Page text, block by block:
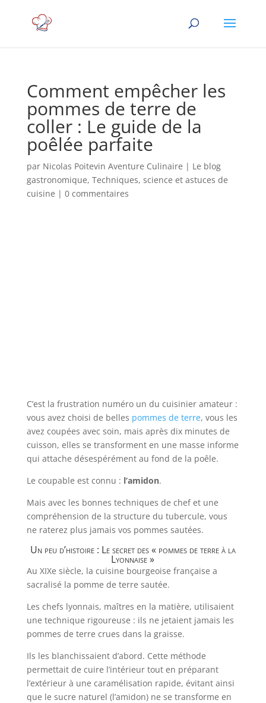
Comment empêcher les
pommes de terre de
coller : Le guide de la
poêlée parfaite
par Nicolas Poitevin Aventure Culinaire | Le blog
gastronomique, Techniques, science et astuces de
cuisine | 0 commentaires
C’est la frustration numéro un du cuisinier amateur :
vous avez choisi de belles pommes de terre, vous les
avez coupées avec soin, mais après dix minutes de
cuisson, elles se transforment en une masse informe
qui attache désespérément au fond de la poêle.
Le coupable est connu : l’amidon.
Mais avec les bonnes techniques de chef et une
compréhension de la structure du tubercule, vous
ne raterez plus jamais vos pommes sautées.
Un peu d’histoire : Le secret des « pommes de terre à la
Lyonnaise »
Au XIXe siècle, la cuisine bourgeoise française a
sacralisé la pomme de terre sautée.
Les chefs lyonnais, maîtres en la matière, utilisaient
une technique rigoureuse : ils ne jetaient jamais les
pommes de terre crues dans la graisse.
Ils les blanchissaient d’abord. Cette méthode
permettait de cuire l’intérieur tout en préparant
l’extérieur à une caramélisation rapide, évitant ainsi
que le sucre naturel (l’amidon) ne se transforme en